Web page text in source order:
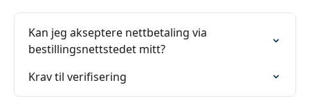
Kan jeg akseptere nettbetaling via
bestillingsnettstedet mitt?
Krav til verifisering